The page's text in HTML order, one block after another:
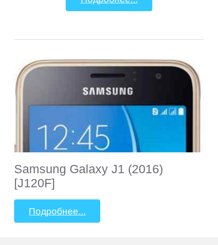
Samsung Galaxy J1 (2016)
[J120F]
Подробнее...